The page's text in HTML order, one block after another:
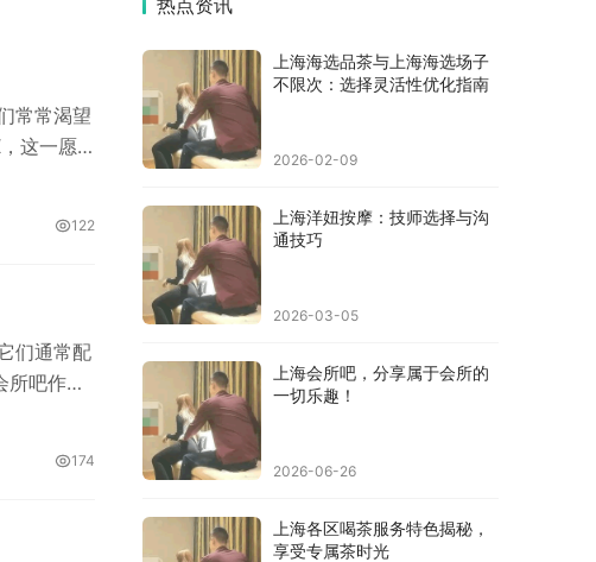
常常渴望
这一愿
然的茶
龙茶，
122
们通常配
吧作为
佳的服
到各种
174
热点资讯
上海海选品茶与上海海选场子
不限次：选择灵活性优化指南
2026-02-09
上海洋妞按摩：技师选择与沟
通技巧
2026-03-05
上海会所吧，分享属于会所的
一切乐趣！
2026-06-26
上海各区喝茶服务特色揭秘，
享受专属茶时光